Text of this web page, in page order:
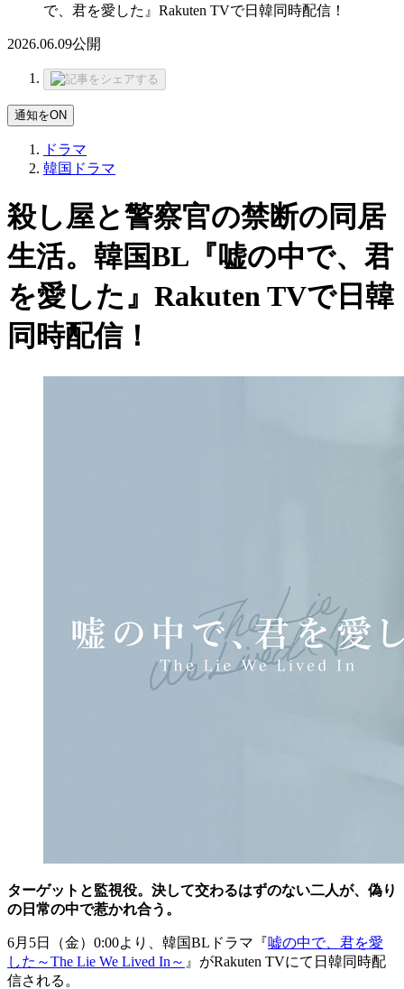
で、君を愛した』Rakuten TVで日韓同時配信！
2026.06.09公開
通知をON
ドラマ
韓国ドラマ
殺し屋と警察官の禁断の同居
生活。韓国BL『嘘の中で、君
を愛した』Rakuten TVで日韓
同時配信！
ターゲットと監視役。決して交わるはずのない二人が、偽り
の日常の中で惹かれ合う。
6月5日（金）0:00より、韓国BLドラマ『嘘の中で、君を愛
した～The Lie We Lived In～ 』がRakuten TVにて日韓同時配
信される。